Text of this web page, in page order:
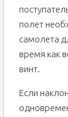
полет
самолета
время как
винт.
Если